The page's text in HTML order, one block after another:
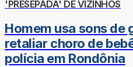
'PRESEPADA' DE VIZINHOS
Homem usa sons de
retaliar choro de
polícia em Rondônia